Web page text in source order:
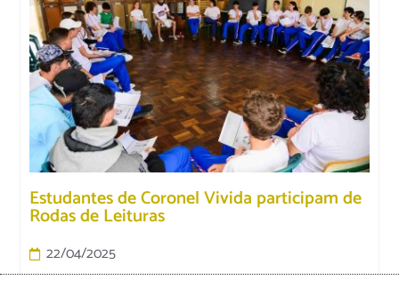
Estudantes de Coronel Vivida participam de
Rodas de Leituras
22/04/2025